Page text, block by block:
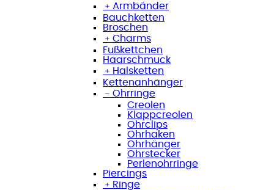
﹢ Armbänder
Bauchketten
Broschen
﹢ Charms
Fußkettchen
Haarschmuck
﹢ Halsketten
Kettenanhänger
﹣ Ohrringe
Creolen
Klappcreolen
Ohrclips
Ohrhaken
Ohrhänger
Ohrstecker
Perlenohrringe
Piercings
﹢ Ringe